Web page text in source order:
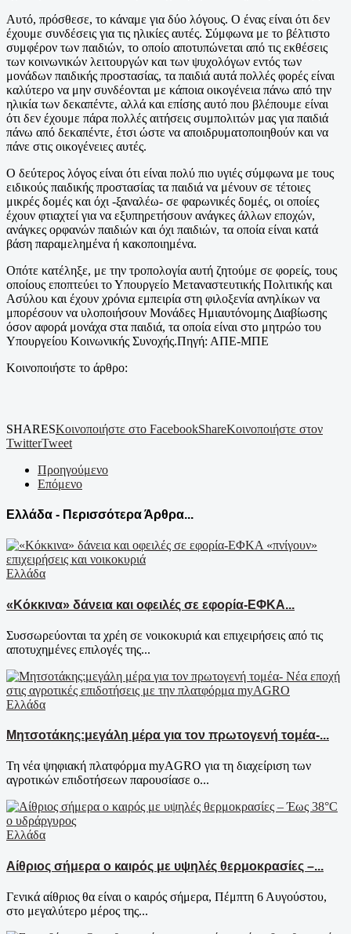
Αυτό, πρόσθεσε, το κάναμε για δύο λόγους. Ο ένας είναι ότι δεν
έχουμε συνδέσεις για τις ηλικίες αυτές. Σύμφωνα με το βέλτιστο
συμφέρον των παιδιών, το οποίο αποτυπώνεται από τις εκθέσεις
των κοινωνικών λειτουργών και των ψυχολόγων εντός των
μονάδων παιδικής προστασίας, τα παιδιά αυτά πολλές φορές είναι
καλύτερο να μην συνδέονται με κάποια οικογένεια πάνω από την
ηλικία των δεκαπέντε, αλλά και επίσης αυτό που βλέπουμε είναι
ότι δεν έχουμε πάρα πολλές αιτήσεις συμπολιτών μας για παιδιά
πάνω από δεκαπέντε, έτσι ώστε να αποιδρυματοποιηθούν και να
πάνε στις οικογένειες αυτές.
Ο δεύτερος λόγος είναι ότι είναι πολύ πιο υγιές σύμφωνα με τους
ειδικούς παιδικής προστασίας τα παιδιά να μένουν σε τέτοιες
μικρές δομές και όχι -ξαναλέω- σε φαρωνικές δομές, οι οποίες
έχουν φτιαχτεί για να εξυπηρετήσουν ανάγκες άλλων εποχών,
ανάγκες ορφανών παιδιών και όχι παιδιών, τα οποία είναι κατά
βάση παραμελημένα ή κακοποιημένα.
Οπότε κατέληξε, με την τροπολογία αυτή ζητούμε σε φορείς, τους
οποίους εποπτεύει το Υπουργείο Μεταναστευτικής Πολιτικής και
Ασύλου και έχουν χρόνια εμπειρία στη φιλοξενία ανηλίκων να
μπορέσουν να υλοποιήσουν Μονάδες Ημιαυτόνομης Διαβίωσης
όσον αφορά μονάχα στα παιδιά, τα οποία είναι στο μητρώο του
Υπουργείου Κοινωνικής Συνοχής.Πηγή: ΑΠΕ-ΜΠΕ
Κοινοποιήστε το άρθρο:
SHARESΚοινοποιήστε στο FacebookShareΚοινοποιήστε στον
TwitterTweet
Προηγούμενο
Επόμενο
Ελλάδα - Περισσότερα Άρθρα...
Ελλάδα
«Κόκκινα» δάνεια και οφειλές σε εφορία-ΕΦΚΑ...
Συσσωρεύονται τα χρέη σε νοικοκυριά και επιχειρήσεις από τις
αποτυχημένες επιλογές της...
Ελλάδα
Μητσοτάκης:μεγάλη μέρα για τον πρωτογενή τομέα-...
Τη νέα ψηφιακή πλατφόρμα myAGRO για τη διαχείριση των
αγροτικών επιδοτήσεων παρουσίασε ο...
Ελλάδα
Αίθριος σήμερα ο καιρός με υψηλές θερμοκρασίες –...
Γενικά αίθριος θα είναι ο καιρός σήμερα, Πέμπτη 6 Αυγούστου,
στο μεγαλύτερο μέρος της...